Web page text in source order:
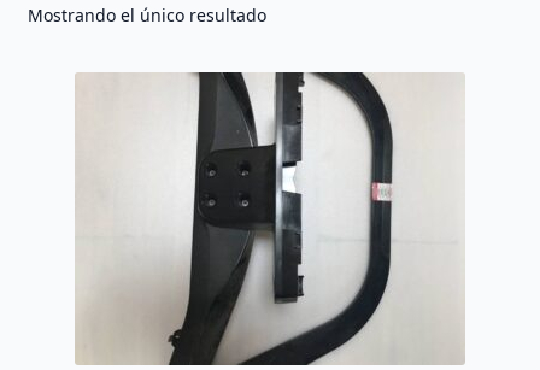
Mostrando el único resultado